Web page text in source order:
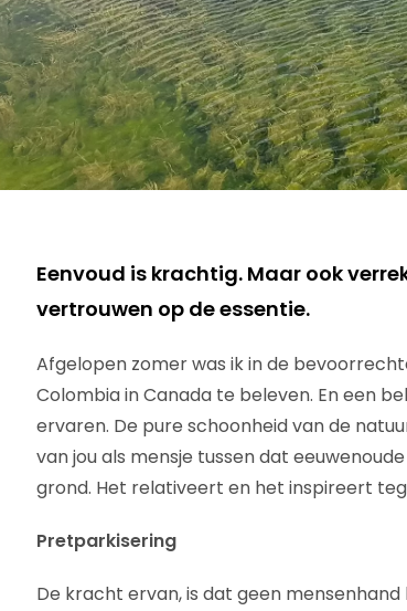
Eenvoud is krachtig. Maar ook
vertrouwen op de essentie.
Afgelopen zomer was ik in de
Colombia in Canada te beleven. En een
ervaren. De pure schoonheid van de
van jou als mensje tussen dat
grond. Het relativeert en het inspireert
Pretparkisering
De kracht ervan, is dat geen